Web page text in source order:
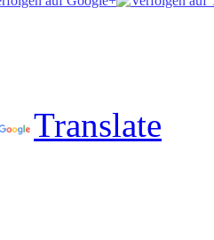
Translate